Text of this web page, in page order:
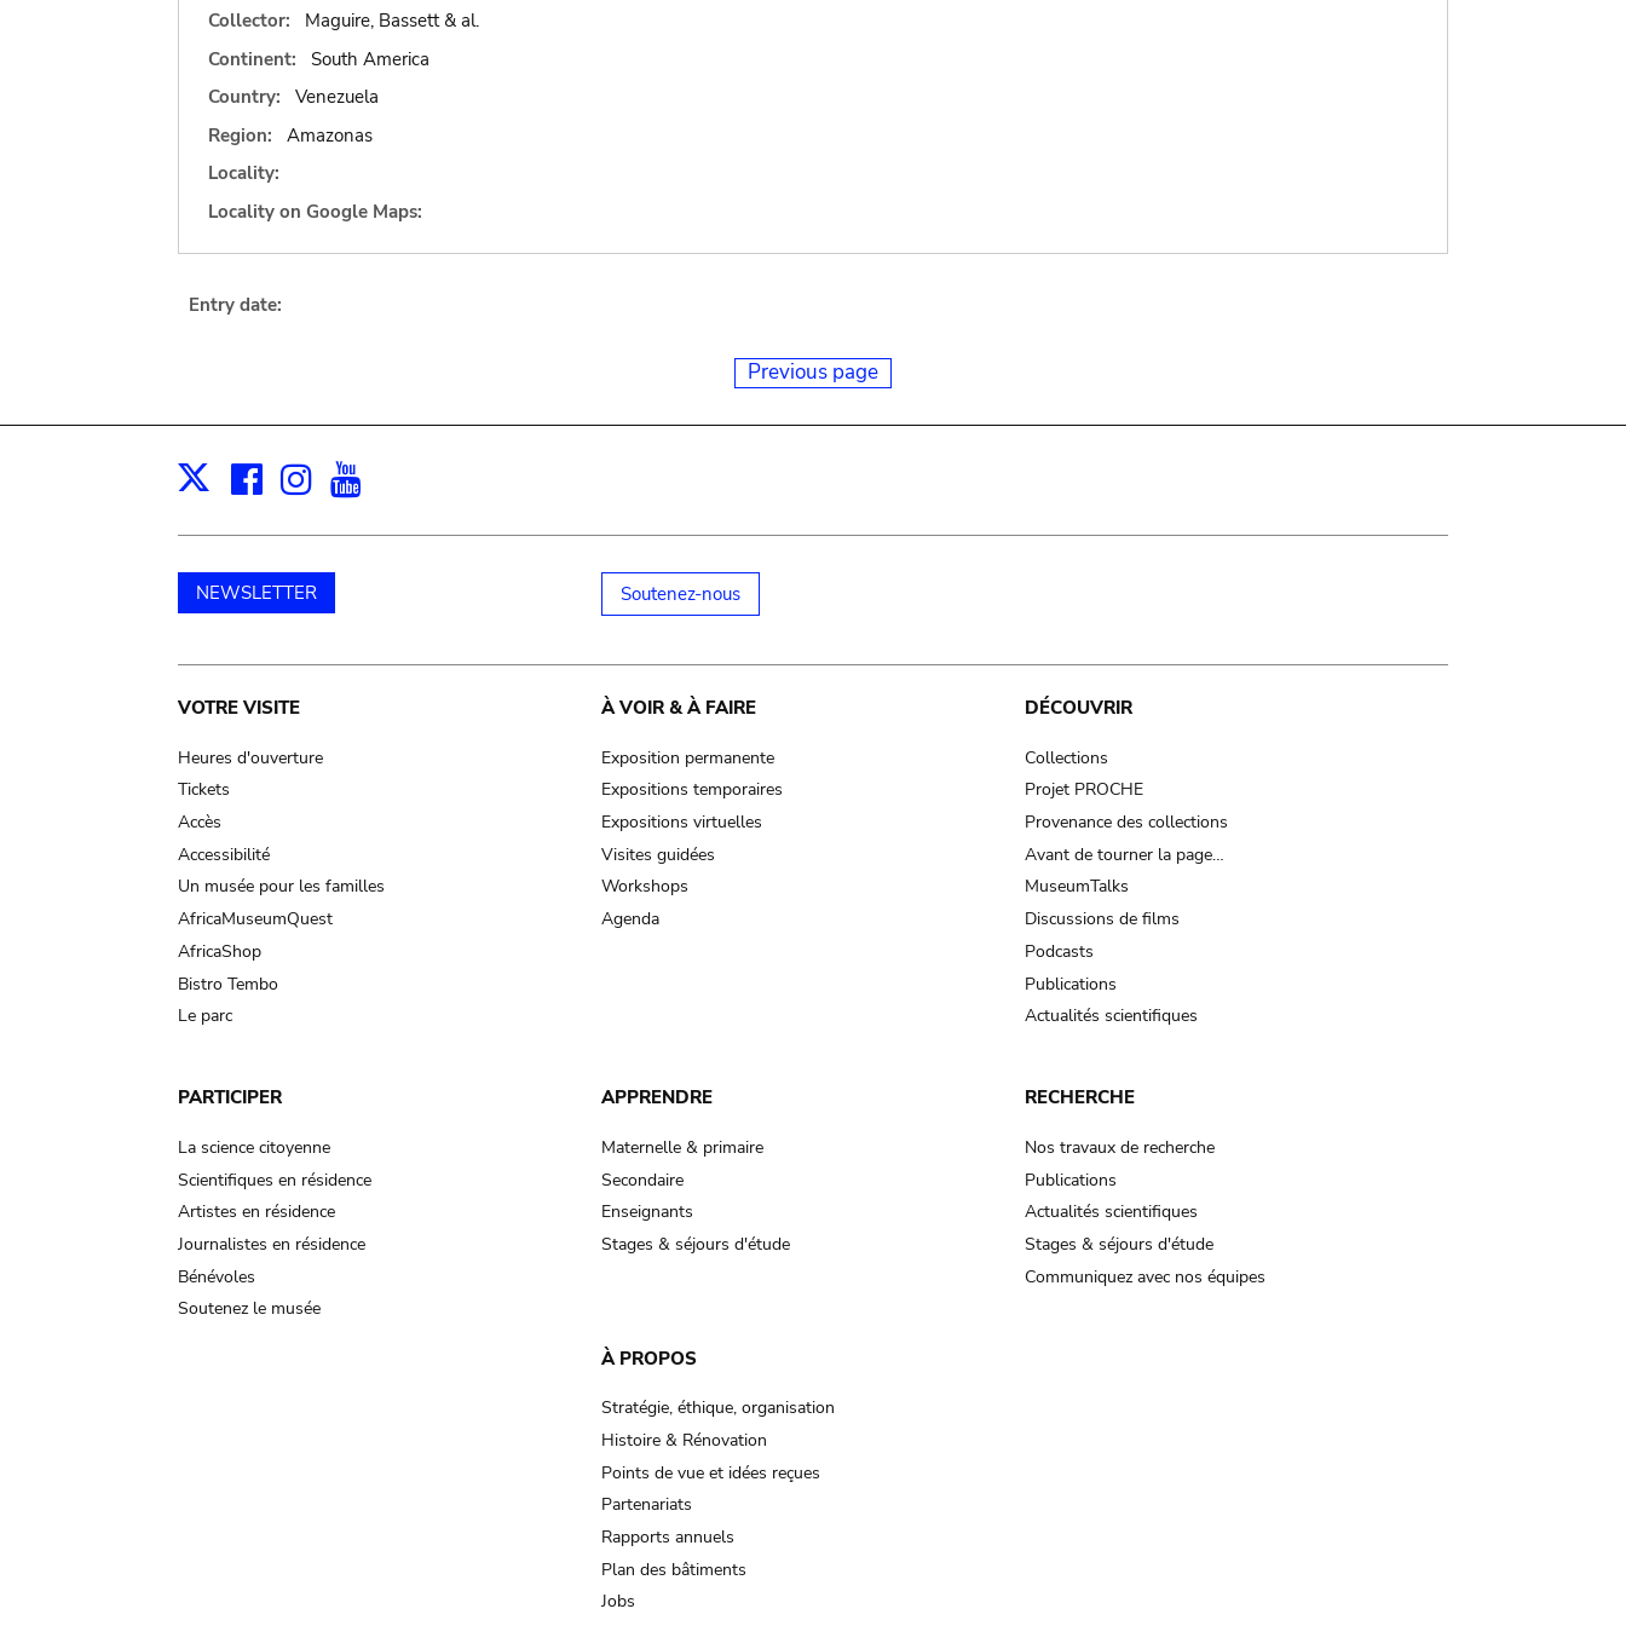
Collector:
Maguire, Bassett & al.
Continent:
South America
Country:
Venezuela
Region:
Amazonas
Locality:
Locality on Google Maps:
Entry date:
Previous page
X Facebook
Instagram
NEWSLETTER Soutenez-nous
Main
navigation
VOTRE VISITE
Heures d'ouverture
Tickets
Accès
Accessibilité
Un musée pour les familles
AfricaMuseumQuest
AfricaShop
Bistro Tembo
Le parc
À VOIR & À FAIRE
Exposition permanente
Expositions temporaires
Expositions virtuelles
Visites guidées
Workshops
Agenda
DÉCOUVRIR
Collections
Projet PROCHE
Provenance des collections
Avant de tourner la page…
MuseumTalks
Discussions de films
Podcasts
Publications
Actualités scientifiques
PARTICIPER
La science citoyenne
Scientifiques en résidence
Artistes en résidence
Journalistes en résidence
Bénévoles
Soutenez le musée
APPRENDRE
Maternelle & primaire
Secondaire
Enseignants
Stages & séjours d'étude
RECHERCHE
Nos travaux de recherche
Publications
Actualités scientifiques
Stages & séjours d'étude
Communiquez avec nos équipes
À PROPOS
Stratégie, éthique, organisation
Histoire & Rénovation
Points de vue et idées reçues
Partenariats
Rapports annuels
Plan des bâtiments
Jobs